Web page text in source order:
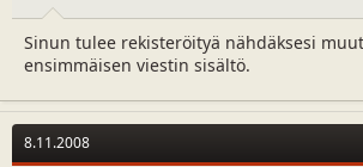
Sinun tulee rekisteröityä nähdäksesi
ensimmäisen viestin sisältö.
8.11.2008